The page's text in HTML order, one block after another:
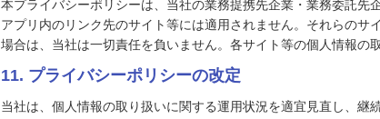
本プライバシーポリシーは、当社の業務提携先企業・業務委託先
アプリ内のリンク先のサイト等には適用されません。それらのサ
場合は、当社は一切責任を負いません。各サイト等の個人情報の
11. プライバシーポリシーの改定
当社は、個人情報の取り扱いに関する運用状況を適宜見直し、継